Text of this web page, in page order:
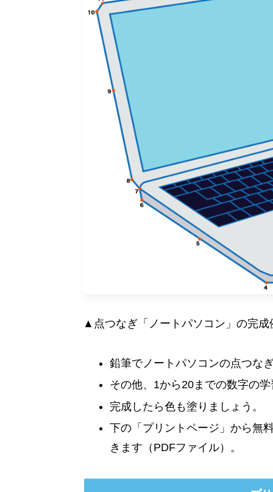
▲点つなぎ「ノートパソコン」の完成
鉛筆でノートパソコンの点つな
その他、1から20までの数字の
完成したら色も塗りましょう。
下の「プリントページ」から無
きます（PDFファイル）。